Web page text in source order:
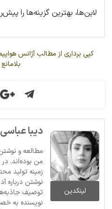
لاین‌ها، بهترین گزینه‌ها را
کپی برداری از مطالب آژانس
لینکدین
دیبا عباسی
مطالعه و
من بوده‌اند.
زمینه تولید
نوشتن درباره
توصیف
نویسنده به